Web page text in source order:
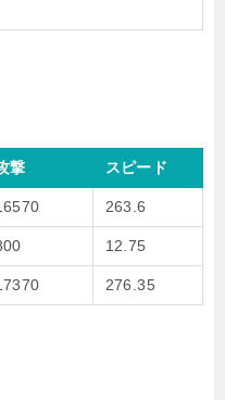
撃 スピード
263.6
12.75
276.35